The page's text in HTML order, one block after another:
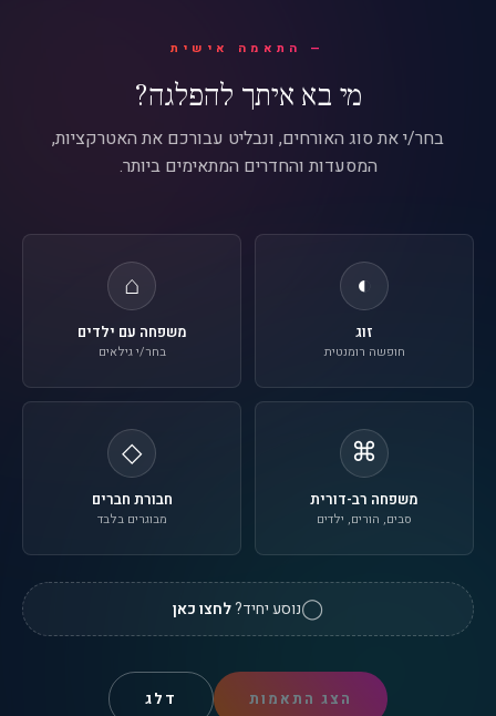
התאמה אישית
מי בא איתך להפלגה?
בחר/י את סוג האורחים, ונבליט עבורכם את האטרקציות,
המסעדות והחדרים המתאימים ביותר.
◐
זוג
חופשה רומנטית
⌂
משפחה עם ילדים
בחר/י גילאים
⌘
משפחה רב-דורית
סבים, הורים, ילדים
◇
חבורת חברים
מבוגרים בלבד
◯נוסע יחיד?לחצו כאן
הצג התאמות דלג